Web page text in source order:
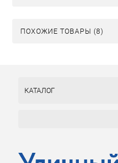
ПОХОЖИЕ ТОВАРЫ (8)
КАТАЛОГ